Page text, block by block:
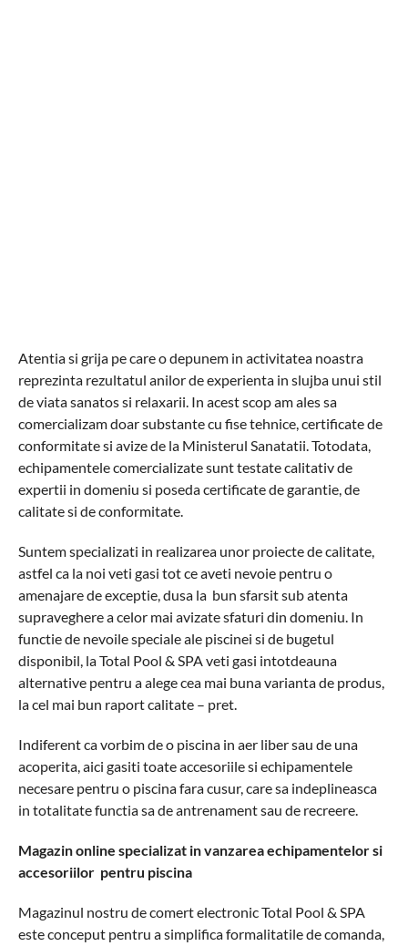
Atentia si grija pe care o depunem in activitatea noastra
reprezinta rezultatul anilor de experienta in slujba unui stil
de viata sanatos si relaxarii. In acest scop am ales sa
comercializam doar substante cu fise tehnice, certificate de
conformitate si avize de la Ministerul Sanatatii. Totodata,
echipamentele comercializate sunt testate calitativ de
expertii in domeniu si poseda certificate de garantie, de
calitate si de conformitate.
Suntem specializati in realizarea unor proiecte de calitate,
astfel ca la noi veti gasi tot ce aveti nevoie pentru o
amenajare de exceptie, dusa la bun sfarsit sub atenta
supraveghere a celor mai avizate sfaturi din domeniu. In
functie de nevoile speciale ale piscinei si de bugetul
disponibil, la Total Pool & SPA veti gasi intotdeauna
alternative pentru a alege cea mai buna varianta de produs,
la cel mai bun raport calitate – pret.
Indiferent ca vorbim de o piscina in aer liber sau de una
acoperita, aici gasiti toate accesoriile si echipamentele
necesare pentru o piscina fara cusur, care sa indeplineasca
in totalitate functia sa de antrenament sau de recreere.
Magazin online specializat in vanzarea echipamentelor si
accesoriilor pentru piscina
Magazinul nostru de comert electronic Total Pool & SPA
este conceput pentru a simplifica formalitatile de comanda,